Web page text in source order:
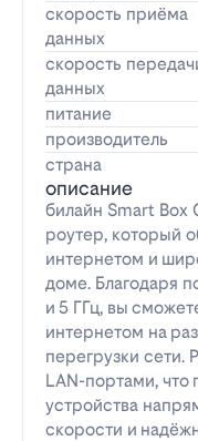
скорость приёма
данных
скорость
данных
питание
производитель
страна
описание
билайн Smart
роутер, который
интернетом и
доме. Благодаря
и 5 ГГц, вы
интернетом на
перегрузки сети.
LAN-портами, что
устройства
скорости и